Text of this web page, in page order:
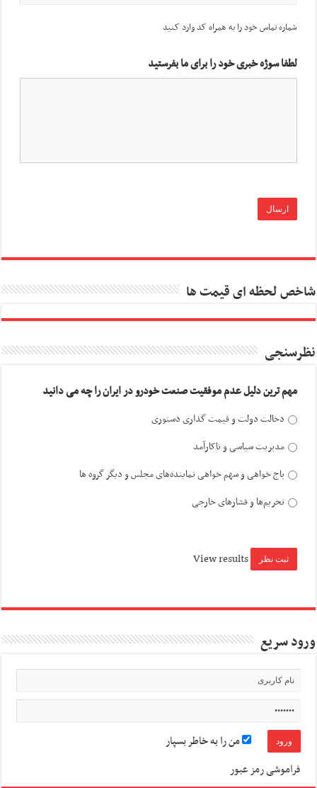
شماره تماس خود را به همراه کد وارد کنید
لطفا سوژه خبری خود را برای ما بفرستید
شاخص لحظه ای قیمت ها
نظرسنجی
مهم ترین دلیل عدم موفقیت صنعت خودرو در ایران را چه می دانید
دخالت دولت و قیمت گذاری دستوری
مدیریت سیاسی و ناکارآمد
باج خواهی و سهم خواهی نماینده‌های مجلس و دیگر گروه ها
تحریم‌ها و فشارهای خارجی
View results
ورود سریع
من را به خاطر بسپار
فراموشی رمز عبور